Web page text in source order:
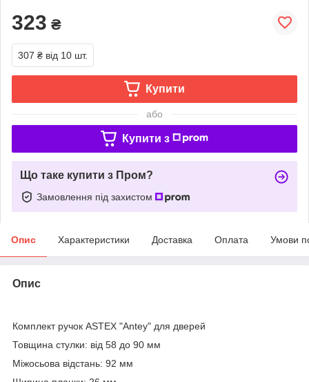
323 ₴
307 ₴ від 10 шт.
Купити
або
Купити з
Що таке купити з Пром?
Замовлення під захистом
Опис Характеристики Доставка Оплата Умови
Опис
Комплект ручок ASTEX "Antey" для дверей
Товщина стулки: від 58 до 90 мм
Міжосьова відстань: 92 мм